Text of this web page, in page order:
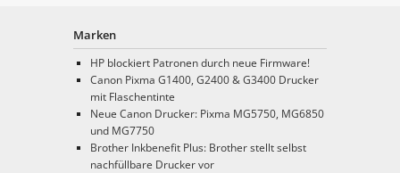
Marken
HP blockiert Patronen durch neue Firmware!
Canon Pixma G1400, G2400 & G3400 Drucker
mit Flaschentinte
Neue Canon Drucker: Pixma MG5750, MG6850
und MG7750
Brother Inkbenefit Plus: Brother stellt selbst
nachfüllbare Drucker vor